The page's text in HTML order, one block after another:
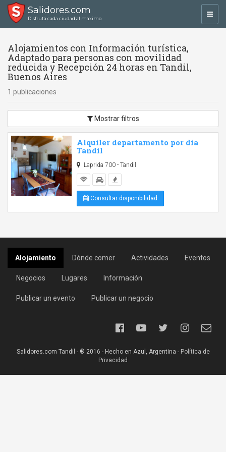
Salidores.com
Disfrutá cada ciudad al máximo
Alojamientos con Información turística,
Adaptado para personas con movilidad
reducida y Recepción 24 horas en Tandil,
Buenos Aires
1 publicaciones
Mostrar filtros
Alquiler departamento por dia
Tandil
Laprida 700 - Tandil
Consultar disponibilidad
Alojamiento Dónde comer Actividades Eventos
Negocios Lugares Información
Publicar un evento Publicar un negocio
Salidores.com Tandil - ® 2016 - Hecho en Azul, Argentina - Política de
Privacidad